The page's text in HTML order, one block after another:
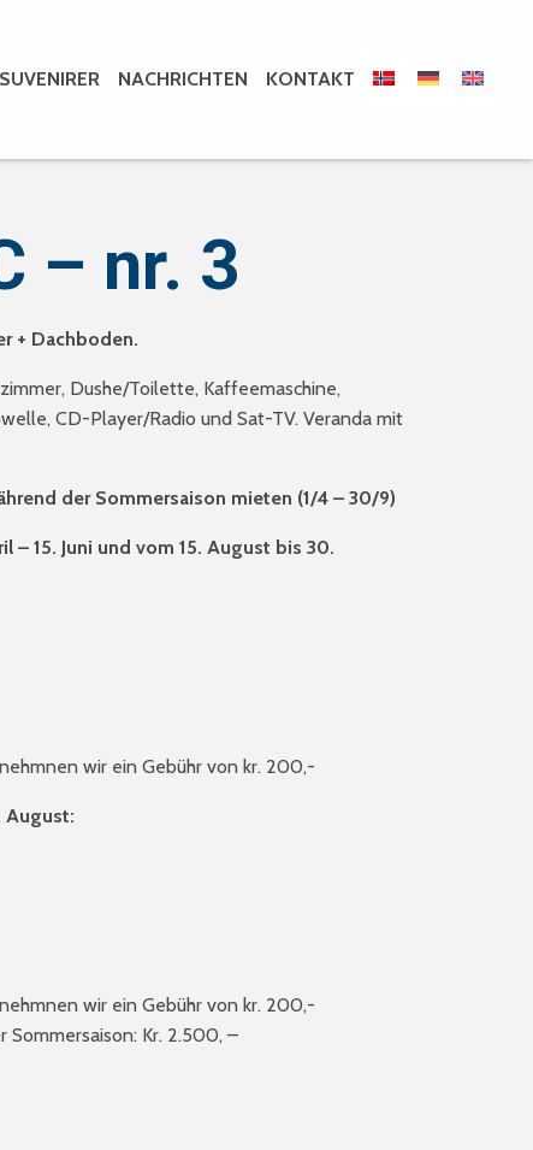
SUVENIRER NACHRICHTEN KONTAKT
– nr. 3
+ Dachboden.
Dushe/Toilette, Kaffeemaschine,
CD-Player/Radio und Sat-TV. Veranda mit
der Sommersaison mieten (1/4 – 30/9)
– 15. Juni und vom 15. August bis 30.
wir ein Gebühr von kr. 200,-
August:
wir ein Gebühr von kr. 200,-
Sommersaison: Kr. 2.500, –